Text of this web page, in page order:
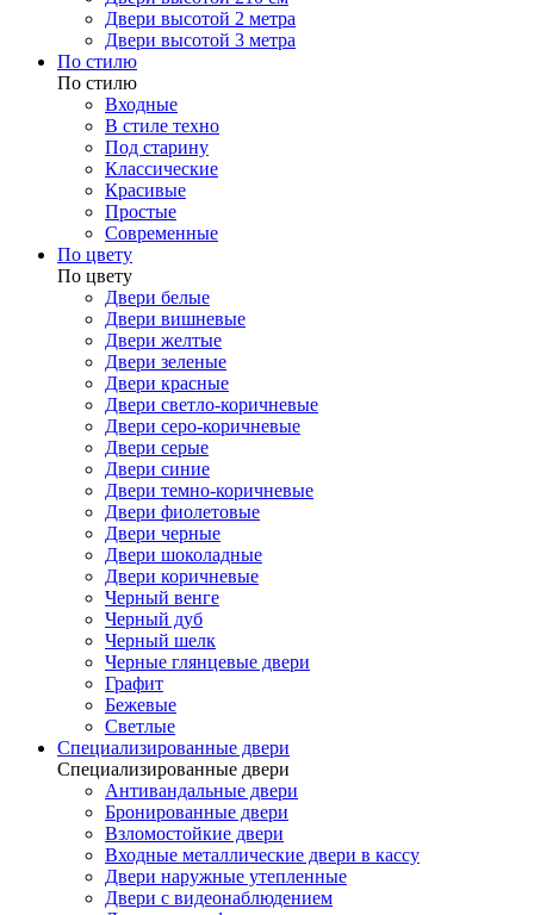
Двери высотой 2 метра
Двери высотой 3 метра
По стилю
По стилю
Входные
В стиле техно
Под старину
Классические
Красивые
Простые
Современные
По цвету
По цвету
Двери белые
Двери вишневые
Двери желтые
Двери зеленые
Двери красные
Двери светло-коричневые
Двери серо-коричневые
Двери серые
Двери синие
Двери темно-коричневые
Двери фиолетовые
Двери черные
Двери шоколадные
Двери коричневые
Черный венге
Черный дуб
Черный шелк
Черные глянцевые двери
Графит
Бежевые
Светлые
Специализированные двери
Специализированные двери
Антивандальные двери
Бронированные двери
Взломостойкие двери
Входные металлические двери в кассу
Двери наружные утепленные
Двери с видеонаблюдением